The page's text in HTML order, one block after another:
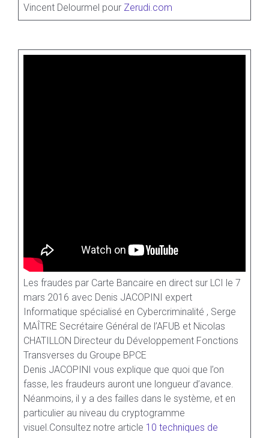
Vincent Delourmel pour Zerudi.com
Les fraudes par Carte Bancaire en direct sur LCI le 7
mars 2016 avec Denis JACOPINI expert
Informatique spécialisé en Cybercriminalité , Serge
MAÎTRE Secrétaire Général de l’AFUB et Nicolas
CHATILLON Directeur du Développement Fonctions
Transverses du Groupe BPCE
Denis JACOPINI vous explique que quoi que l’on
fasse, les fraudeurs auront une longueur d’avance.
Néanmoins, il y a des failles dans le système, et en
particulier au niveau du cryptogramme
visuel.Consultez notre article 10 techniques de